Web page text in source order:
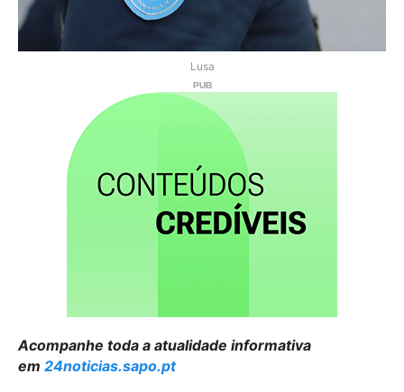
Lusa
Acompanhe toda a atualidade informativa
em 24noticias.sapo.pt